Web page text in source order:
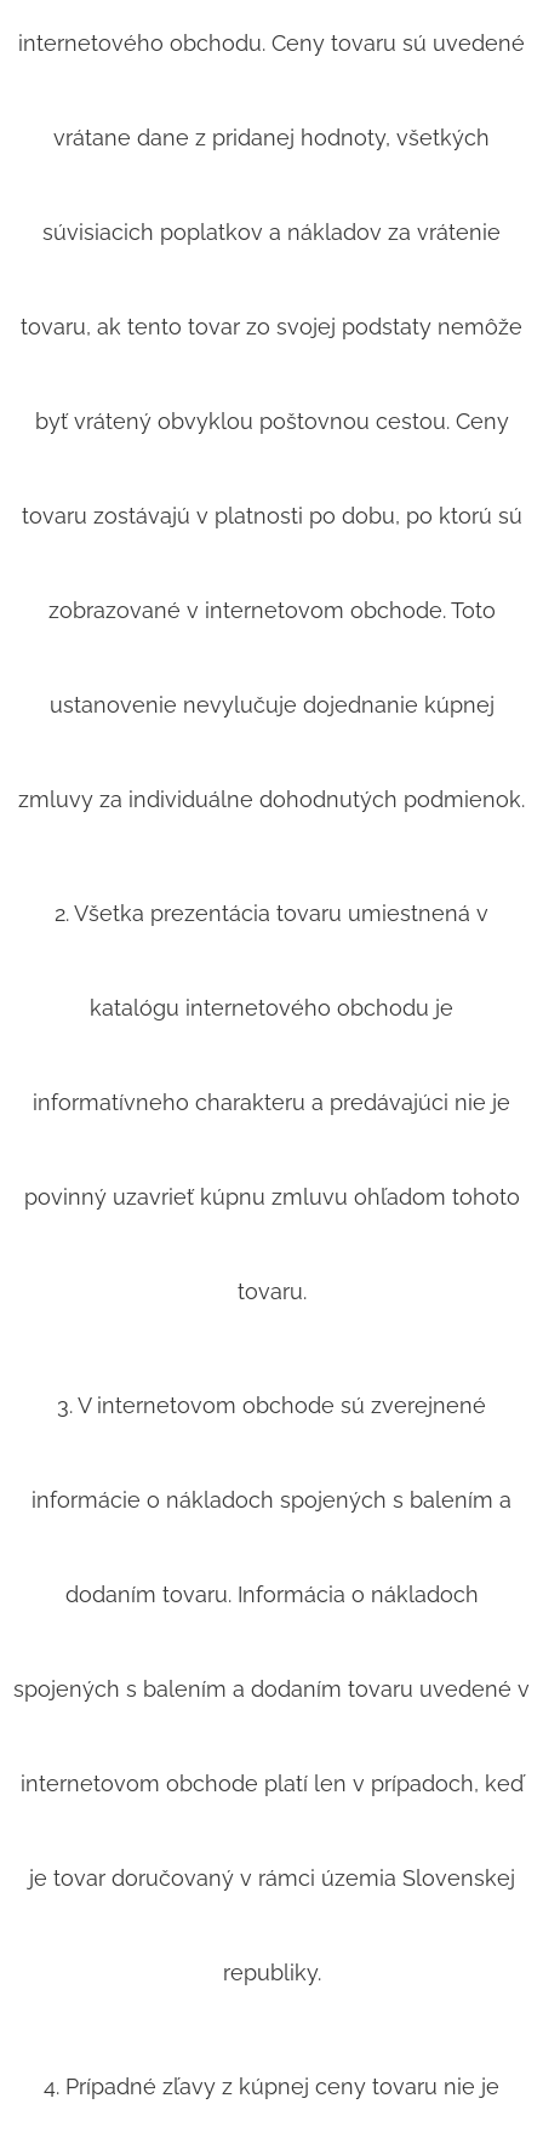
internetového obchodu. Ceny tovaru sú uvedené
vrátane dane z pridanej hodnoty, všetkých
súvisiacich poplatkov a nákladov za vrátenie
tovaru, ak tento tovar zo svojej podstaty nemôže
byť vrátený obvyklou poštovnou cestou. Ceny
tovaru zostávajú v platnosti po dobu, po ktorú sú
zobrazované v internetovom obchode. Toto
ustanovenie nevylučuje dojednanie kúpnej
zmluvy za individuálne dohodnutých podmienok.
2. Všetka prezentácia tovaru umiestnená v
katalógu internetového obchodu je
informatívneho charakteru a predávajúci nie je
povinný uzavrieť kúpnu zmluvu ohľadom tohoto
tovaru.
3. V internetovom obchode sú zverejnené
informácie o nákladoch spojených s balením a
dodaním tovaru. Informácia o nákladoch
spojených s balením a dodaním tovaru uvedené v
internetovom obchode platí len v prípadoch, keď
je tovar doručovaný v rámci územia Slovenskej
republiky.
4. Prípadné zľavy z kúpnej ceny tovaru nie je